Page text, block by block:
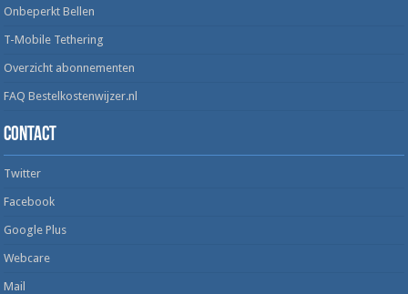
Onbeperkt Bellen
T-Mobile Tethering
Overzicht abonnementen
FAQ Bestelkostenwijzer.nl
Contact
Twitter
Facebook
Google Plus
Webcare
Mail